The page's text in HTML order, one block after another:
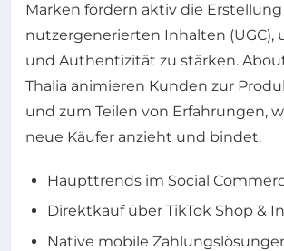
Marken fördern aktiv die
nutzergenerierten Inhalten (UGC),
und Authentizität zu stärken.
Thalia animieren Kunden zur
und zum Teilen von Erfahrungen,
neue Käufer anzieht und bindet.
Haupttrends im Social
Direktkauf über TikTok Shop &
Native mobile